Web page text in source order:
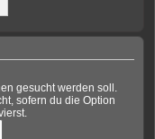
gesucht werden soll.
sofern du die Option